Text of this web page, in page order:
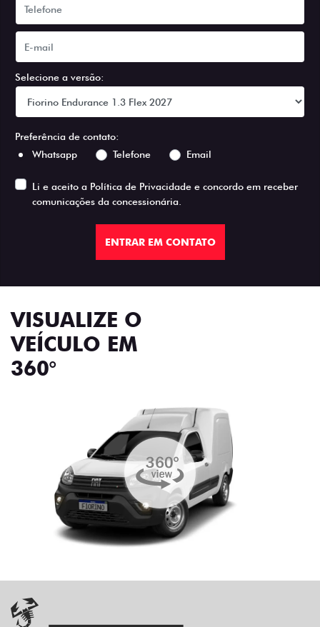
Selecione a versão:
Preferência de contato:
Whatsapp
Telefone Email
Li e aceito a Política de Privacidade e concordo em receber
comunicações da concessionária.
ENTRAR EM CONTATO
VISUALIZE O
VEÍCULO EM
360°